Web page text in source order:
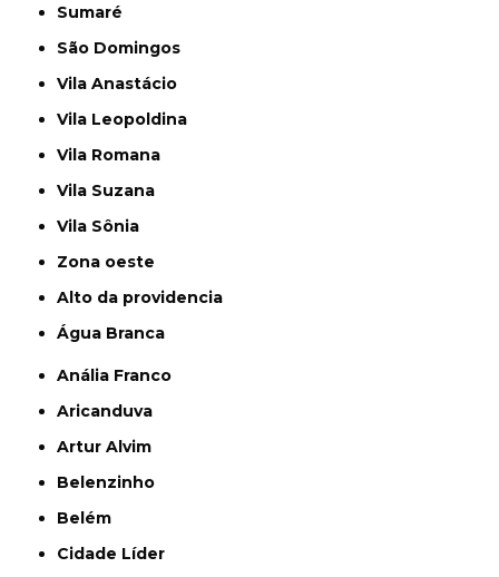
Sumaré
São Domingos
Vila Anastácio
Vila Leopoldina
Vila Romana
Vila Suzana
Vila Sônia
Zona oeste
alto da providencia
Água Branca
Anália Franco
Aricanduva
Artur Alvim
Belenzinho
Belém
Cidade Líder